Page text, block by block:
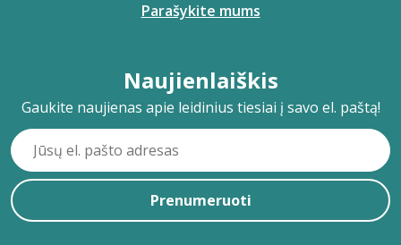
Parašykite mums
Naujienlaiškis
Gaukite naujienas apie leidinius tiesiai į savo el. paštą!
Prenumeruoti